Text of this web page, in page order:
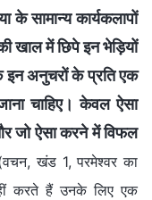
सामान्य कार्यकलापों
खाल में छिपे इन भेड़ियों
इन अनुचरों के प्रति एक
चाहिए। केवल ऐसा
जो ऐसा करने में विफल
खंड 1, परमेश्वर का
करते हैं उनके लिए एक